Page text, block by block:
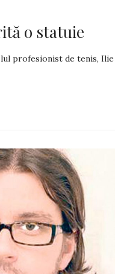
o statuie
pro­fe­sio­nist de tenis, Ilie